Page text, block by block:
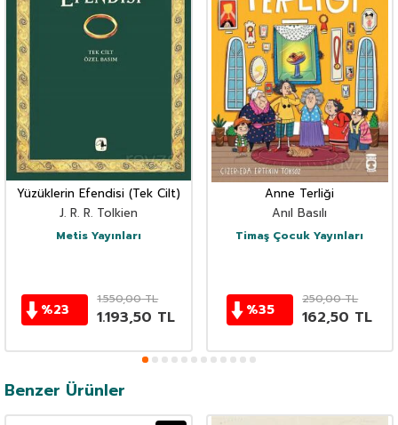
Yüzüklerin Efendisi (Tek Cilt)
J. R. R. Tolkien
Metis Yayınları
%23
1.550,00TL
1.193,50 TL
Anne Terliği
Anıl Basılı
Timaş Çocuk Yayınları
%35
250,00TL
162,50 TL
Benzer Ürünler